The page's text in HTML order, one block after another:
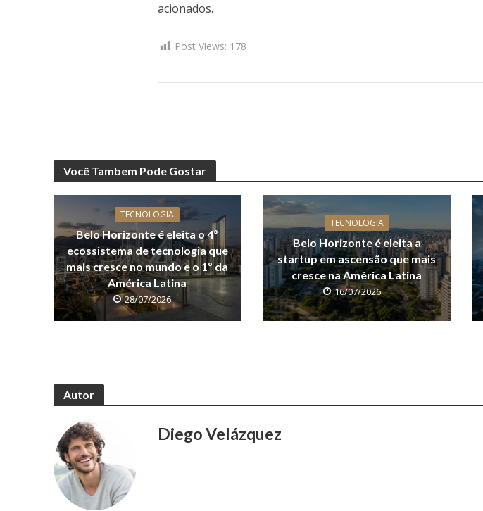
acionados.
Post Views: 178
Você Tambem Pode Gostar
TECNOLOGIA
Belo Horizonte é eleita o 4º
ecossistema de tecnologia que
mais cresce no mundo e o 1º da
América Latina
28/07/2026
TECNOLOGIA
Belo Horizonte é eleita a
startup em ascensão que mais
cresce na América Latina
16/07/2026
Autor
Diego Velázquez